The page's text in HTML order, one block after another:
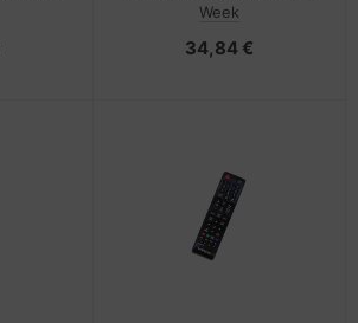
Week
34,84 €